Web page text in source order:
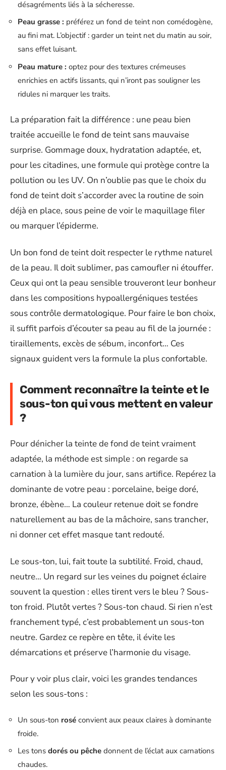
désagréments liés à la sécheresse.
Peau grasse : préférez un fond de teint non comédogène,
au fini mat. L’objectif : garder un teint net du matin au soir,
sans effet luisant.
Peau mature : optez pour des textures crémeuses
enrichies en actifs lissants, qui n’iront pas souligner les
ridules ni marquer les traits.
La préparation fait la différence : une peau bien
traitée accueille le fond de teint sans mauvaise
surprise. Gommage doux, hydratation adaptée, et,
pour les citadines, une formule qui protège contre la
pollution ou les UV. On n’oublie pas que le choix du
fond de teint doit s’accorder avec la routine de soin
déjà en place, sous peine de voir le maquillage filer
ou marquer l’épiderme.
Un bon fond de teint doit respecter le rythme naturel
de la peau. Il doit sublimer, pas camoufler ni étouffer.
Ceux qui ont la peau sensible trouveront leur bonheur
dans les compositions hypoallergéniques testées
sous contrôle dermatologique. Pour faire le bon choix,
il suffit parfois d’écouter sa peau au fil de la journée :
tiraillements, excès de sébum, inconfort… Ces
signaux guident vers la formule la plus confortable.
Comment reconnaître la teinte et le
sous-ton qui vous mettent en valeur
?
Pour dénicher la teinte de fond de teint vraiment
adaptée, la méthode est simple : on regarde sa
carnation à la lumière du jour, sans artifice. Repérez la
dominante de votre peau : porcelaine, beige doré,
bronze, ébène… La couleur retenue doit se fondre
naturellement au bas de la mâchoire, sans trancher,
ni donner cet effet masque tant redouté.
Le sous-ton, lui, fait toute la subtilité. Froid, chaud,
neutre… Un regard sur les veines du poignet éclaire
souvent la question : elles tirent vers le bleu ? Sous-
ton froid. Plutôt vertes ? Sous-ton chaud. Si rien n’est
franchement typé, c’est probablement un sous-ton
neutre. Gardez ce repère en tête, il évite les
démarcations et préserve l’harmonie du visage.
Pour y voir plus clair, voici les grandes tendances
selon les sous-tons :
Un sous-ton rosé convient aux peaux claires à dominante
froide.
Les tons dorés ou pêche donnent de l’éclat aux carnations
chaudes.